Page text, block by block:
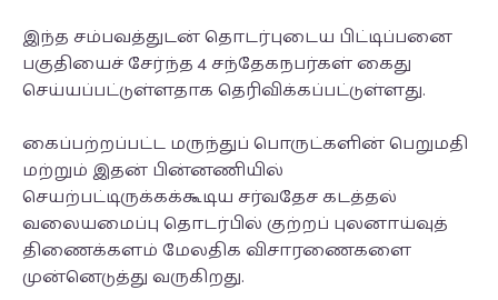
இந்த சம்பவத்துடன் தொடர்புடைய பிட்டிப்பனை
பகுதியைச் சேர்ந்த 4 சந்தேகநபர்கள் கைது
செய்யப்பட்டுள்ளதாக தெரிவிக்கப்பட்டுள்ளது.
கைப்பற்றப்பட்ட மருந்துப் பொருட்களின் பெறுமதி
மற்றும் இதன் பின்னணியில்
செயற்பட்டிருக்கக்கூடிய சர்வதேச கடத்தல்
வலையமைப்பு தொடர்பில் குற்றப் புலனாய்வுத்
திணைக்களம் மேலதிக விசாரணைகளை
முன்னெடுத்து வருகிறது.